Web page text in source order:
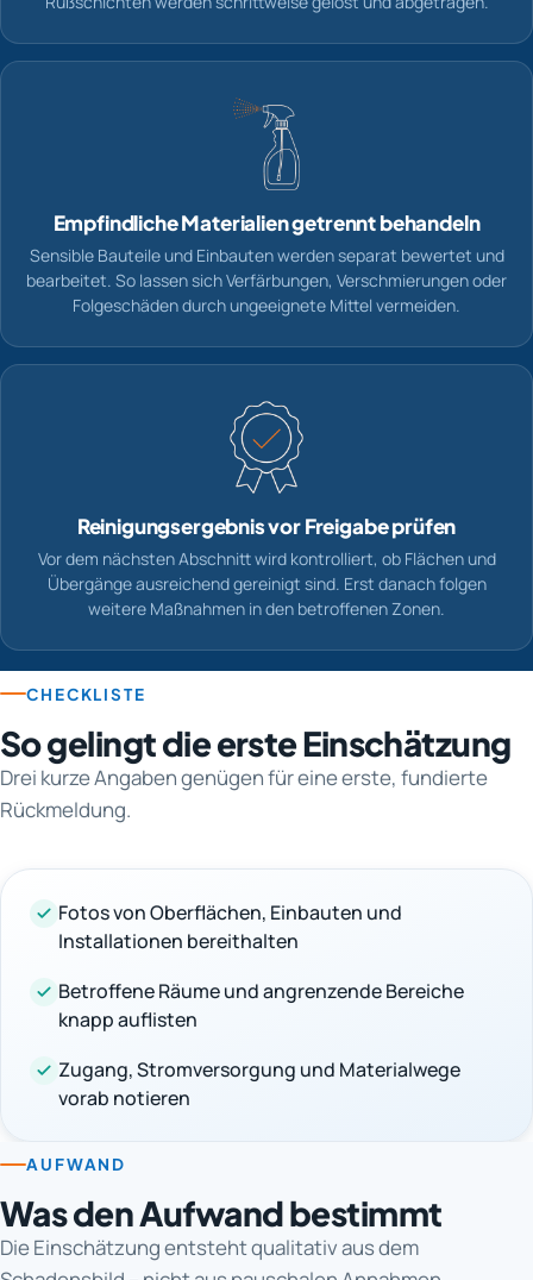
Empfindliche Materialien getrennt behandeln
Sensible Bauteile und Einbauten werden separat bewertet und
bearbeitet. So lassen sich Verfärbungen, Verschmierungen oder
Folgeschäden durch ungeeignete Mittel vermeiden.
Reinigungsergebnis vor Freigabe prüfen
Vor dem nächsten Abschnitt wird kontrolliert, ob Flächen und
Übergänge ausreichend gereinigt sind. Erst danach folgen
weitere Maßnahmen in den betroffenen Zonen.
CHECKLISTE
So gelingt die erste Einschätzung
Drei kurze Angaben genügen für eine erste, fundierte
Rückmeldung.
Fotos von Oberflächen, Einbauten und
Installationen bereithalten
Betroffene Räume und angrenzende Bereiche
knapp auflisten
Zugang, Stromversorgung und Materialwege
vorab notieren
AUFWAND
Was den Aufwand bestimmt
Die Einschätzung entsteht qualitativ aus dem